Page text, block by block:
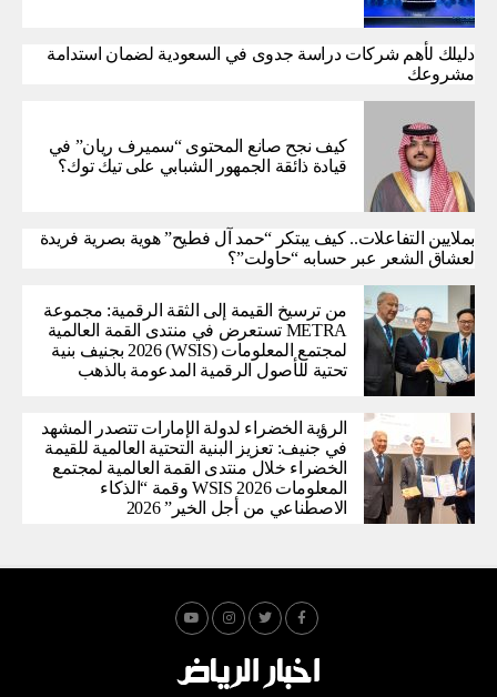
دليلك لأهم شركات دراسة جدوى في السعودية لضمان استدامة
مشروعك
كيف نجح صانع المحتوى “سميرف ريان” في
قيادة ذائقة الجمهور الشبابي على تيك توك؟
بملايين التفاعلات.. كيف يبتكر “حمد آل فطيح” هوية بصرية فريدة
لعشاق الشعر عبر حسابه “حاولت”؟
من ترسيخ القيمة إلى الثقة الرقمية: مجموعة
METRA تستعرض في منتدى القمة العالمية
لمجتمع المعلومات (WSIS) 2026 بجنيف بنية
تحتية للأصول الرقمية المدعومة بالذهب
الرؤية الخضراء لدولة الإمارات تتصدر المشهد
في جنيف: تعزيز البنية التحتية العالمية للقيمة
الخضراء خلال منتدى القمة العالمية لمجتمع
المعلومات WSIS 2026 وقمة “الذكاء
الاصطناعي من أجل الخير” 2026